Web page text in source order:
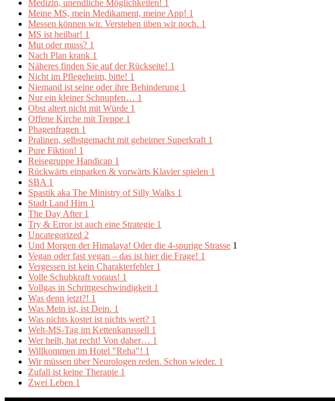
Medizin, unendliche Möglichkeiten! 1
Meine MS, mein Medikament, meine App! 1
Messen können wir. Verstehen üben wir noch. 1
MS ist heilbar! 1
Mut oder muss? 1
Nach Plan krank 1
Näheres finden Sie auf der Rückseite! 1
Nicht im Pflegeheim, bitte! 1
Niemand ist seine oder ihre Behinderung 1
Nur ein kleiner Schnupfen… 1
Obst altert nicht mit Würde 1
Offene Kirche mit Treppe 1
Phagenfragen 1
Pralinen, selbstgemacht mit geheimer Superkraft 1
Pure Fiktion! 1
Reisegruppe Handicap 1
Rückwärts einparken & vorwärts Klavier spielen 1
SBA 1
Spastik aka The Ministry of Silly Walks 1
Stadt Land Hirn 1
The Day After 1
Try & Error ist auch eine Strategie 1
Uncategorized 2
Und Morgen der Himalaya! Oder die 4-spurige Strasse 1
Vegan oder fast vegan – das ist hier die Frage! 1
Vergessen ist kein Charakterfehler 1
Volle Schubkraft voraus! 1
Vollgas in Schrittgeschwindigkeit 1
Was denn jetzt?! 1
Was Mein ist, ist Dein. 1
Was nichts kostet ist nichts wert? 1
Welt-MS-Tag im Kettenkarussell 1
Wer heilt, hat recht! Von daher… 1
Willkommen im Hotel "Reha"! 1
Wir müssen über Neurologen reden. Schon wieder. 1
Zufall ist keine Therapie 1
Zwei Leben 1